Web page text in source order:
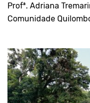
Profª. Adriana
Comunidade